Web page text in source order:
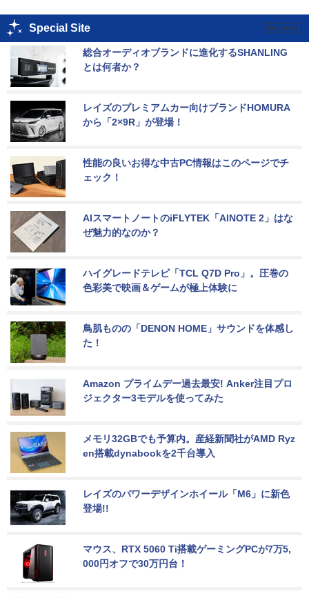
Special Site
総合オーディオブランドに進化するSHANLING
とは何者か？
レイズのプレミアムカー向けブランドHOMURA
から「2×9R」が登場！
性能の良いお得な中古PC情報はこのページでチ
ェック！
AIスマートノートのiFLYTEK「AINOTE 2」はな
ぜ魅力的なのか？
ハイグレードテレビ「TCL Q7D Pro」。圧巻の
色彩美で映画＆ゲームが極上体験に
鳥肌ものの「DENON HOME」サウンドを体感し
た！
Amazon プライムデー過去最安! Anker注目プロ
ジェクター3モデルを使ってみた
メモリ32GBでも予算内。産経新聞社がAMD Ryz
en搭載dynabookを2千台導入
レイズのパワーデザインホイール「M6」に新色
登場!!
マウス、RTX 5060 Ti搭載ゲーミングPCが7万5,
000円オフで30万円台！